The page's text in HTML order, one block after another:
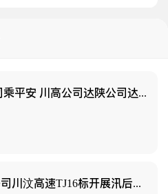
筑牢安全防线 守护司乘平安 川高公司达陕公司达州西服务区高效协同成功实施紧急救援
四川路桥集团二分公司川汶高速TJ16标开展汛后抢险救援